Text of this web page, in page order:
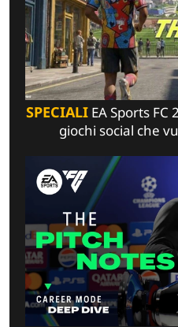
SPECIALIEA Sports FC
giochi social che